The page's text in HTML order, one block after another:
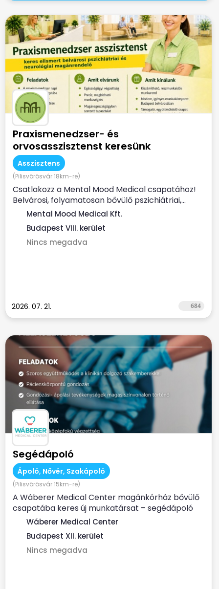
Praxismenedzser- és
orvosasszisztenst keresünk
Asszisztens
(Pilisvörösvár 18km-re)
Csatlakozz a Mental Mood Medical csapatához!
Belvárosi, folyamatosan bővülő pszichiátriai,...
Mental Mood Medical Kft.
Budapest VIII. kerület
Nincs megadva
2026. 07. 21. 684
Segédápoló
Ápoló, Nővér, Szakápoló
(Pilisvörösvár 15km-re)
A Wáberer Medical Center magánkórház bővülő
csapatába keres új munkatársat – segédápoló
munkakörbe! ...
Wáberer Medical Center
Budapest XII. kerület
Nincs megadva